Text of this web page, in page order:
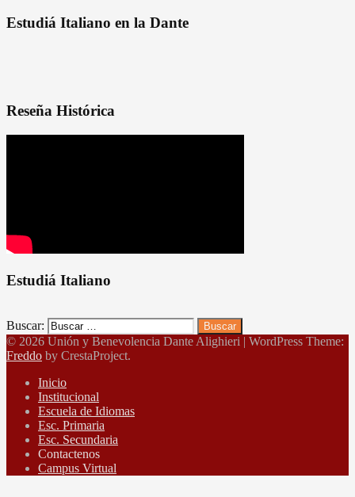
Estudiá Italiano en la Dante
Reseña Histórica
Estudiá Italiano
Buscar:
© 2026 Unión y Benevolencia Dante Alighieri | WordPress Theme:
Freddo by CrestaProject.
Inicio
Institucional
Escuela de Idiomas
Esc. Primaria
Esc. Secundaria
Contactenos
Campus Virtual